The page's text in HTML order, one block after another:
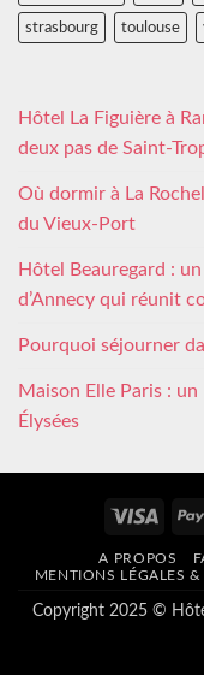
strasbourg toulouse
Hôtel La Figuière à
deux pas de Saint-
Où dormir à La
du Vieux-Port
Hôtel Beauregard :
d’Annecy qui réunit
Pourquoi séjourner
Maison Elle Paris :
Élysées
Visa
A PROPOS
MENTIONS LÉGALES
Copyright 2025 ©